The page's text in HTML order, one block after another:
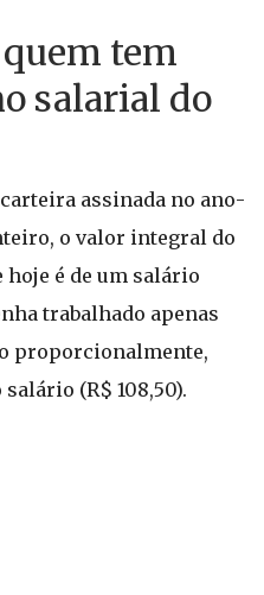
tem
salarial do
assinada no ano-
o valor integral do
hoje é de um salário
trabalhado apenas
proporcionalmente,
(R$ 108,50).